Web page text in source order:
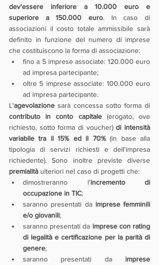
dev'essere inferiore a 10.000 euro e
superiore a 150.000 euro. In caso di
associazioni il costo totale ammissibile sarà
definito in funzione del numero di imprese
che costituiscono la forma di associazione:
fino a 5 imprese associate: 120.000 euro
ad impresa partecipante;
oltre 5 imprese associate: 100.000 euro
ad impresa partecipante.
L'agevolazione
contributo in conto capitale (erogato, ove
richiesto, sotto forma di voucher) di intensità
variabile tra il 15% ed il 70% (in base alla
tipologia di servizi richiesti e dell'impresa
premialità ulteriori nel caso di progetti che:
dimostreranno l'incremento di
occupazione in TIC;
saranno presentati da imprese femminili
e/o giovanili;
saranno presentati da imprese con rating
di legalità e certificazione per la parità di
genere;
saranno presentati da imprese